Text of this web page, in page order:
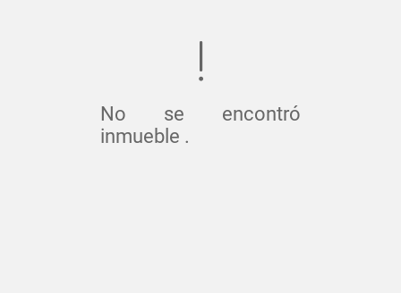
No se encontró
inmueble .